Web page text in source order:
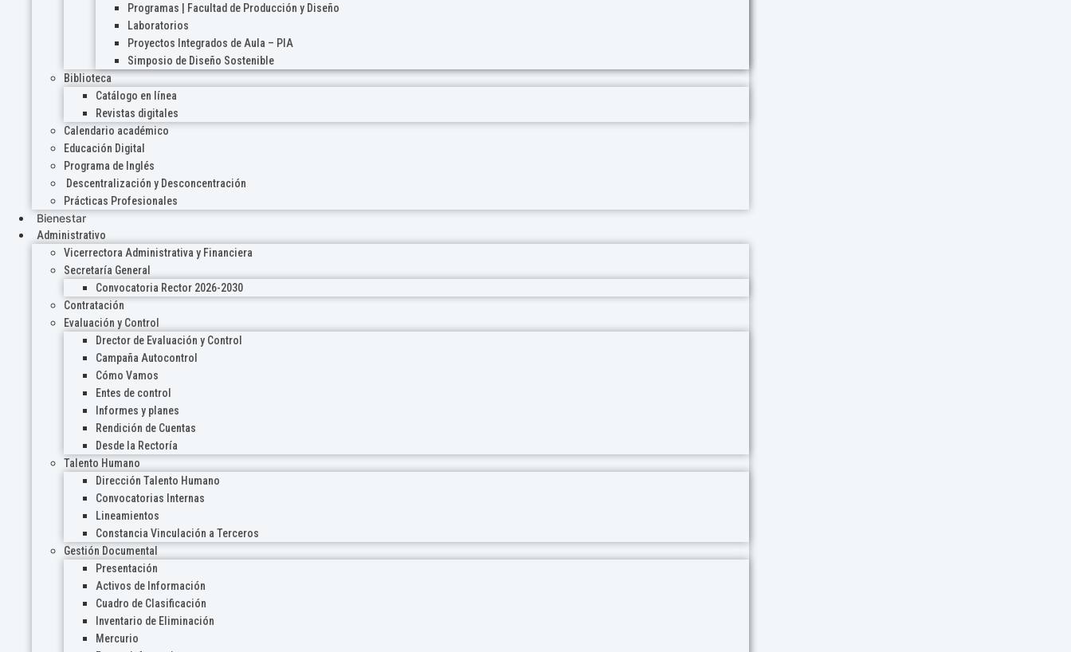
Programas | Facultad de Producción y Diseño
Laboratorios
Proyectos Integrados de Aula – PIA
Simposio de Diseño Sostenible
Biblioteca
Catálogo en línea
Revistas digitales
Calendario académico
Educación Digital
Programa de Inglés
Descentralización y Desconcentración
Prácticas Profesionales
Bienestar
Administrativo
Vicerrectora Administrativa y Financiera
Secretaría General
Convocatoria Rector 2026-2030
Contratación
Evaluación y Control
Drector de Evaluación y Control
Campaña Autocontrol
Cómo Vamos
Entes de control
Informes y planes
Rendición de Cuentas
Desde la Rectoría
Talento Humano
Dirección Talento Humano
Convocatorias Internas
Lineamientos
Constancia Vinculación a Terceros
Gestión Documental
Presentación
Activos de Información
Cuadro de Clasificación
Inventario de Eliminación
Mercurio